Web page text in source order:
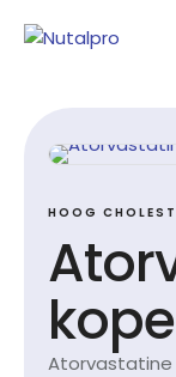
HOOG
Atorvastatine